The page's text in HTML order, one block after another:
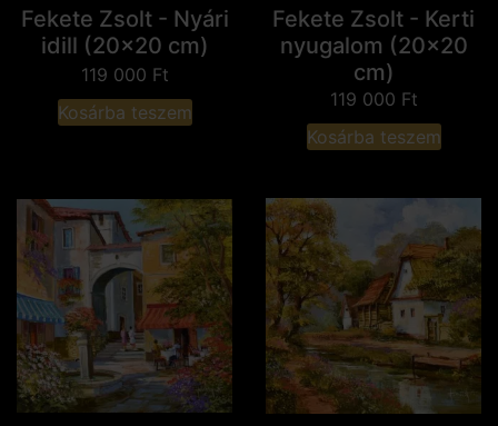
Fekete Zsolt - Nyári
idill (20x20 cm)
119 000 Ft
Kosárba teszem
Fekete Zsolt - Kerti
nyugalom (20x20
cm)
119 000 Ft
Kosárba teszem